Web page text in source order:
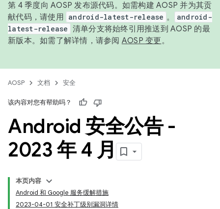
第 4 季度向 AOSP 发布源代码。如需构建 AOSP 并为其贡
献代码，请使用 android-latest-release 。
android-
latest-release 清单分支将始终引用推送到 AOSP 的最
新版本。如需了解详情，请参阅 AOSP 变更。
AOSP 文档 安全
该内容对您有帮助吗？
Android 安全公告 -
2023 年 4 月
本页内容
Android 和 Google 服务缓解措施
2023-04-01 安全补丁级别漏洞详情